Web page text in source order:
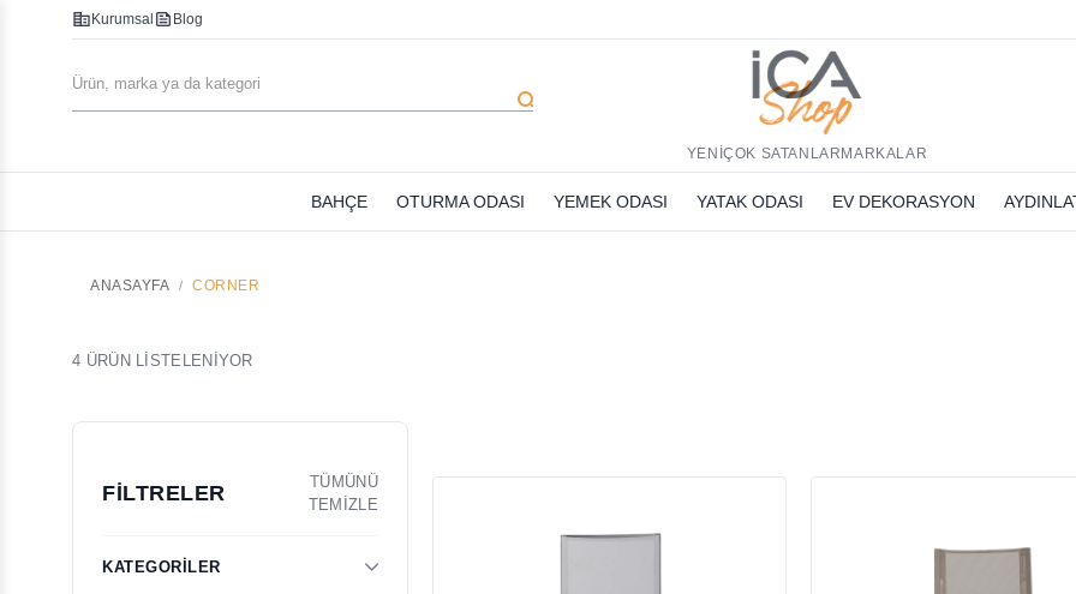
corporate_fare Kurumsal feed Blog
search
YENİÇOK SATANLAR MARKALAR
BAHÇE OTURMA ODASI YEMEK ODASI YATAK ODASI EV DEKORASYON
ANASAYFA CORNER
4 ÜRÜN LİSTELENİYOR
FİLTRELER
TÜMÜNÜ
TEMİZLE
KATEGORILER